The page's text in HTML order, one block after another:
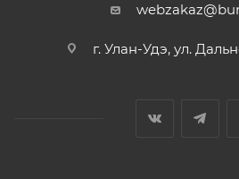
г. Улан-Удэ, ул.